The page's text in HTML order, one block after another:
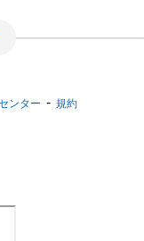
ンター - 規約